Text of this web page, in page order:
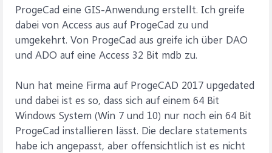
ProgeCad eine GIS-Anwendung erstellt. Ich greife
dabei von Access aus auf ProgeCad zu und
umgekehrt. Von ProgeCad aus greife ich über DAO
und ADO auf eine Access 32 Bit mdb zu.
Nun hat meine Firma auf ProgeCAD 2017 upgedated
und dabei ist es so, dass sich auf einem 64 Bit
Windows System (Win 7 und 10) nur noch ein 64 Bit
ProgeCad installieren lässt. Die declare statements
habe ich angepasst, aber offensichtlich ist es nicht